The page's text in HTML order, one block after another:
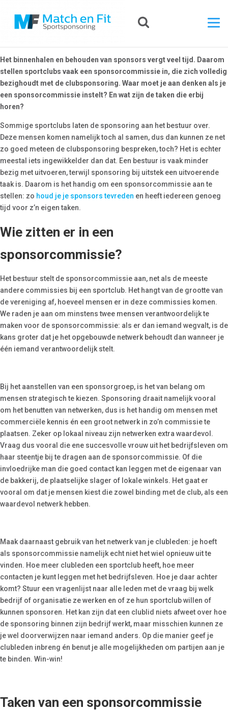
Het binnenhalen en behouden van sponsors vergt veel tijd. Daarom
stellen sportclubs vaak een sponsorcommissie in, die zich volledig
bezighoudt met de clubsponsoring. Waar moet je aan denken als je
een sponsorcommissie instelt? En wat zijn de taken die erbij
horen?
Sommige sportclubs laten de sponsoring aan het bestuur over.
Deze mensen komen namelijk toch al samen, dus dan kunnen ze net
zo goed meteen de clubsponsoring bespreken, toch? Het is echter
meestal iets ingewikkelder dan dat. Een bestuur is vaak minder
bezig met uitvoeren, terwijl sponsoring bij uitstek een uitvoerende
taak is. Daarom is het handig om een sponsorcommissie aan te
stellen: zo houd je je sponsors tevreden en heeft iedereen genoeg
tijd voor z’n eigen taken.
Wie zitten er in een
sponsorcommissie?
Het bestuur stelt de sponsorcommissie aan, net als de meeste
andere commissies bij een sportclub. Het hangt van de grootte van
de vereniging af, hoeveel mensen er in deze commissies komen.
We raden je aan om minstens twee mensen verantwoordelijk te
maken voor de sponsorcommissie: als er dan iemand wegvalt, is de
kans groter dat je het opgebouwde netwerk behoudt dan wanneer je
één iemand verantwoordelijk stelt.
Bij het aanstellen van een sponsorgroep, is het van belang om
mensen strategisch te kiezen. Sponsoring draait namelijk vooral
om het benutten van netwerken, dus is het handig om mensen met
commerciële kennis én een groot netwerk in zo’n commissie te
plaatsen. Zeker op lokaal niveau zijn netwerken extra waardevol.
Vraag dus vooral die ene succesvolle vrouw uit het bedrijfsleven om
haar steentje bij te dragen aan de sponsorcommissie. Of die
invloedrijke man die goed contact kan leggen met de eigenaar van
de bakkerij, de plaatselijke slager of lokale winkels. Het gaat er
vooral om dat je mensen kiest die zowel binding met de club, als een
waardevol netwerk hebben.
Maak daarnaast gebruik van het netwerk van je clubleden: je hoeft
als sponsorcommissie namelijk echt niet het wiel opnieuw uit te
vinden. Hoe meer clubleden een sportclub heeft, hoe meer
contacten je kunt leggen met het bedrijfsleven. Hoe je daar achter
komt? Stuur een vragenlijst naar alle leden met de vraag bij welk
bedrijf of organisatie ze werken en of ze hun sportclub willen of
kunnen sponsoren. Het kan zijn dat een clublid niets afweet over hoe
de sponsoring binnen zijn bedrijf werkt, maar misschien kunnen ze
je wel doorverwijzen naar iemand anders. Op die manier geef je
clubleden inbreng én benut je alle mogelijkheden om partijen aan je
te binden. Win-win!
Taken van een sponsorcommissie